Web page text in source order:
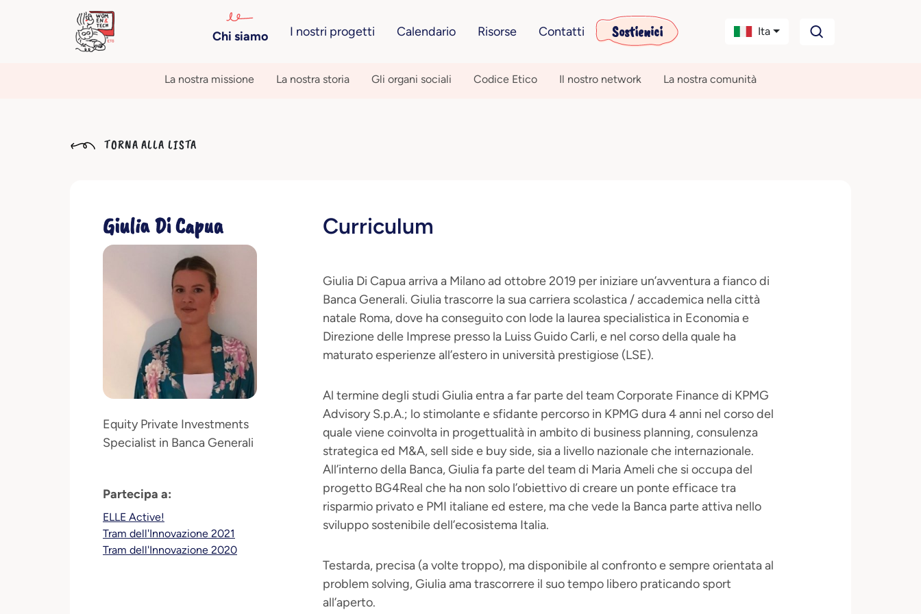
Chi siamo I nostri progetti Calendario Risorse Contatti Sostienici Ita
La nostra missione La nostra storia Gli organi sociali Codice Etico Il nostro network La nostra comunità
TORNA ALLA LISTA
Giulia Di Capua
Equity Private Investments
Specialist in Banca Generali
Partecipa a:
ELLE Active!
Tram dell'Innovazione 2021
Tram dell'Innovazione 2020
Curriculum
Giulia Di Capua arriva a Milano ad ottobre 2019 per iniziare un’avventura a fianco di
Banca Generali. Giulia trascorre la sua carriera scolastica / accademica nella città
natale Roma, dove ha conseguito con lode la laurea specialistica in Economia e
Direzione delle Imprese presso la Luiss Guido Carli, e nel corso della quale ha
maturato esperienze all’estero in università prestigiose (LSE).
Al termine degli studi Giulia entra a far parte del team Corporate Finance di KPMG
Advisory S.p.A.; lo stimolante e sfidante percorso in KPMG dura 4 anni nel corso del
quale viene coinvolta in progettualità in ambito di business planning, consulenza
strategica ed M&A, sell side e buy side, sia a livello nazionale che internazionale.
All’interno della Banca, Giulia fa parte del team di Maria Ameli che si occupa del
progetto BG4Real che ha non solo l’obiettivo di creare un ponte efficace tra
risparmio privato e PMI italiane ed estere, ma che vede la Banca parte attiva nello
sviluppo sostenibile dell’ecosistema Italia.
Testarda, precisa (a volte troppo), ma disponibile al confronto e sempre orientata al
problem solving, Giulia ama trascorrere il suo tempo libero praticando sport
all’aperto.